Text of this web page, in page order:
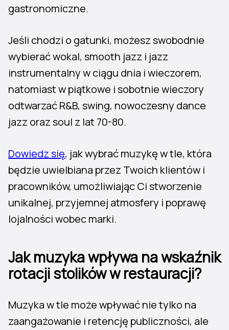
gastronomiczne.
Jeśli chodzi o gatunki, możesz swobodnie
wybierać wokal, smooth jazz i jazz
instrumentalny w ciągu dnia i wieczorem,
natomiast w piątkowe i sobotnie wieczory
odtwarzać R&B, swing, nowoczesny dance
jazz oraz soul z lat 70-80.
Dowiedz się, jak wybrać muzykę w tle, która
będzie uwielbiana przez Twoich klientów i
pracowników, umożliwiając Ci stworzenie
unikalnej, przyjemnej atmosfery i poprawę
lojalności wobec marki.
Jak muzyka wpływa na wskaźnik
rotacji stolików w restauracji?
Muzyka w tle może wpływać nie tylko na
zaangażowanie i retencję publiczności, ale